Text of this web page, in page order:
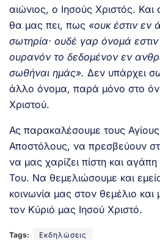
αιώνιος, ο Ιησούς Χριστός.
θα μας πει, πως «ουκ έστιν εν
σωτηρία· ουδέ γαρ όνομά
ουρανόν το δεδομένον εν
σωθήναι ημάς». Δεν υπάρχει
άλλο όνομα, παρά μόνο στο
Χριστού.
Ας παρακαλέσουμε τους
Αποστόλους, να πρεσβεύουν
να μας χαρίζει πίστη και
Του. Να θεμελιώσουμε και
κοινωνία μας στον θεμέλιο
τον Κύριό μας Ιησού Χριστό.
Tags: Εκδηλώσεις